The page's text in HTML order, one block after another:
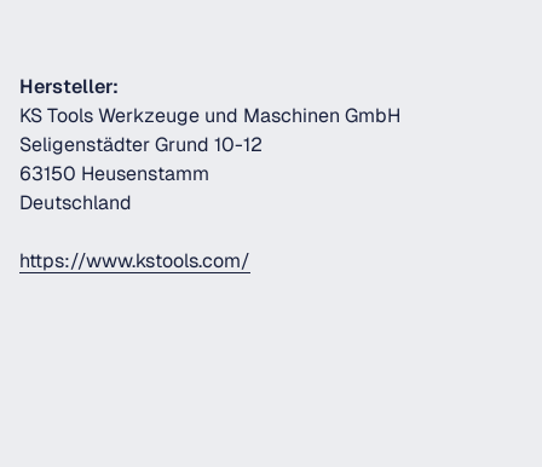
Hersteller:
KS Tools Werkzeuge und Maschinen GmbH
Seligenstädter Grund 10-12
63150 Heusenstamm
Deutschland
https://www.kstools.com/